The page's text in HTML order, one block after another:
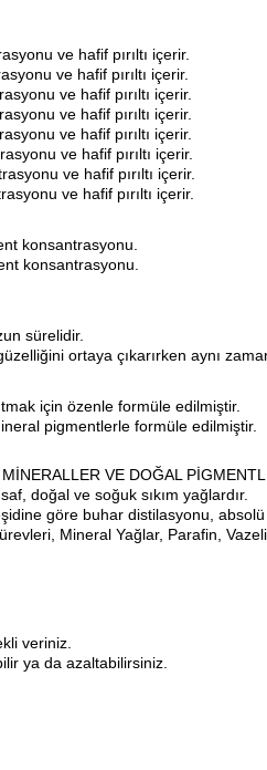
ve hafif pırıltı içerir.
ve hafif pırıltı içerir.
ve hafif pırıltı içerir.
ve hafif pırıltı içerir.
ve hafif pırıltı içerir.
ve hafif pırıltı içerir.
ve hafif pırıltı içerir.
ve hafif pırıltı içerir.
konsantrasyonu.
konsantrasyonu.
sürelidir.
ortaya çıkarırken aynı
için özenle formüle edilmiştir.
pigmentlerle formüle edilmiştir.
VE DOĞAL
doğal ve soğuk sıkım yağlardır.
göre buhar distilasyonu,
Mineral Yağlar, Parafin,
veriniz.
ya da azaltabilirsiniz.